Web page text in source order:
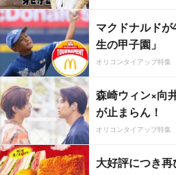
マクドナルド
生の甲子園」
オリコンタイアップ特集
森崎ウィン×向
が止まらん！
オリコンタイアップ特集
大好評につき